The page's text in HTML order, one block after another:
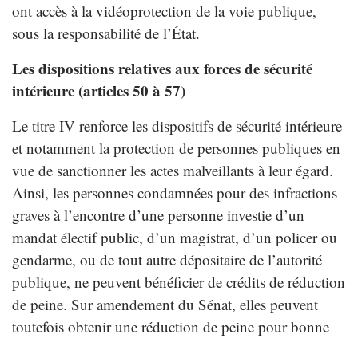
ont accès à la vidéoprotection de la voie publique,
sous la responsabilité de l’État.
Les dispositions relatives aux forces de sécurité
intérieure (articles 50 à 57)
Le titre IV renforce les dispositifs de sécurité intérieure
et notamment la protection de personnes publiques en
vue de sanctionner les actes malveillants à leur égard.
Ainsi, les personnes condamnées pour des infractions
graves à l’encontre d’une personne investie d’un
mandat électif public, d’un magistrat, d’un policer ou
gendarme, ou de tout autre dépositaire de l’autorité
publique, ne peuvent bénéficier de crédits de réduction
de peine. Sur amendement du Sénat, elles peuvent
toutefois obtenir une réduction de peine pour bonne